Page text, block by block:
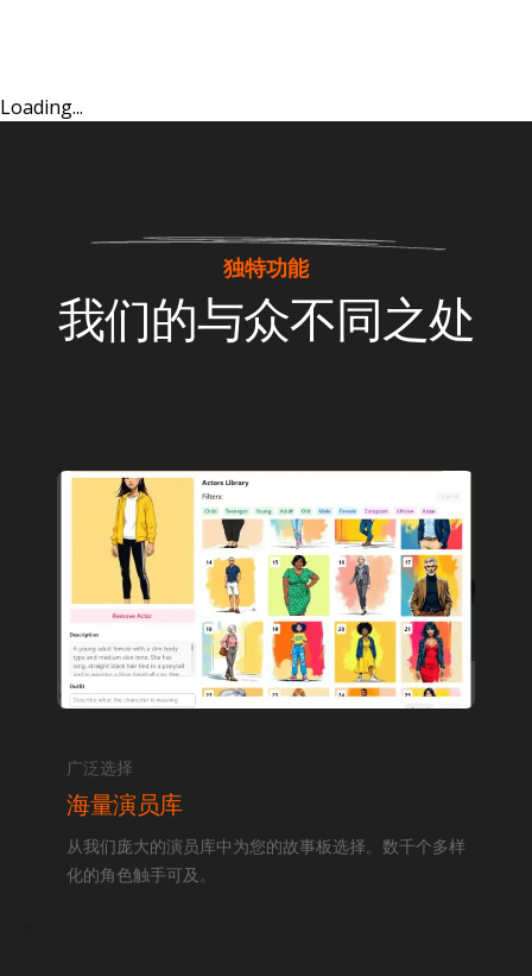
Loading...
独特功能
我们的与众不同之处
广泛选择
海量演员库
从我们庞大的演员库中为您的故事板选择。数千个多样
化的角色触手可及。